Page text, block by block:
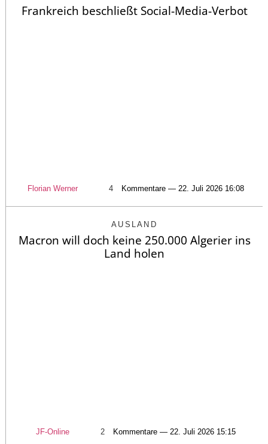
Frankreich beschließt Social-Media-Verbot
Florian Werner 4 Kommentare — 22. Juli 2026 16:08
AUSLAND
Macron will doch keine 250.000 Algerier ins
Land holen
JF-Online 2 Kommentare — 22. Juli 2026 15:15